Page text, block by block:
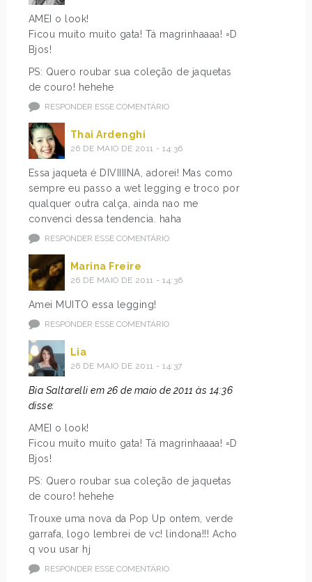
AMEI o look!
Ficou muito muito gata! Tá magrinhaaaa! =D
Bjos!
PS: Quero roubar sua coleção de jaquetas
de couro! hehehe
RESPONDER ESSE COMENTÁRIO
Thai Ardenghi
26 DE MAIO DE 2011 - 14:36
Essa jaqueta é DIVIIIINA, adorei! Mas como
sempre eu passo a wet legging e troco por
qualquer outra calça, ainda nao me
convenci dessa tendencia. haha
RESPONDER ESSE COMENTÁRIO
Marina Freire
26 DE MAIO DE 2011 - 14:36
Amei MUITO essa legging!
RESPONDER ESSE COMENTÁRIO
Lia
26 DE MAIO DE 2011 - 14:37
Bia Saltarelli em 26 de maio de 2011 às 14:36
disse:
AMEI o look!
Ficou muito muito gata! Tá magrinhaaaa! =D
Bjos!
PS: Quero roubar sua coleção de jaquetas
de couro! hehehe
Trouxe uma nova da Pop Up ontem, verde
garrafa, logo lembrei de vc! lindona!!! Acho
q vou usar hj
RESPONDER ESSE COMENTÁRIO